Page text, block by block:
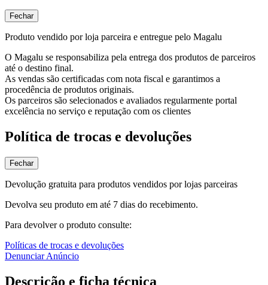
Fechar
Produto vendido por loja parceira e entregue pelo Magalu
O Magalu se responsabiliza pela entrega dos produtos de parceiros
até o destino final.
As vendas são certificadas com nota fiscal e garantimos a
procedência de produtos originais.
Os parceiros são selecionados e avaliados regularmente portal
excelência no serviço e reputação com os clientes
Política de trocas e devoluções
Fechar
Devolução gratuita para produtos vendidos por lojas parceiras
Devolva seu produto em até 7 dias do recebimento.
Para devolver o produto consulte:
Políticas de trocas e devoluções
Denunciar Anúncio
Descrição e ficha técnica